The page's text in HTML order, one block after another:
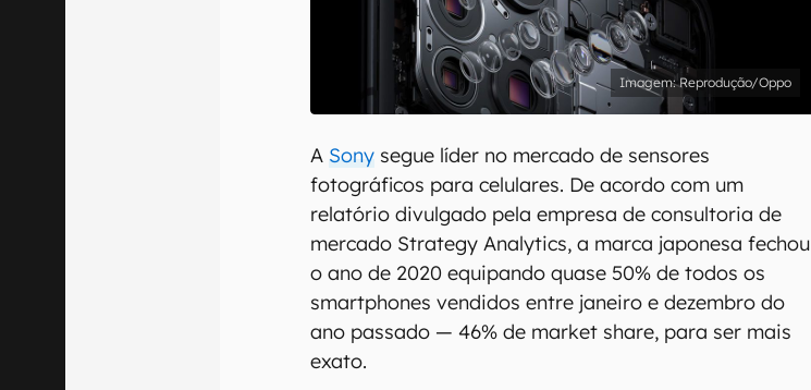
Reprodução/Oppo
A Sony segue líder no mercado de sensores
fotográficos para celulares. De acordo com um
relatório divulgado pela empresa de consultoria de
mercado Strategy Analytics, a marca japonesa fechou
o ano de 2020 equipando quase 50% de todos os
smartphones vendidos entre janeiro e dezembro do
ano passado — 46% de market share, para ser mais
exato.